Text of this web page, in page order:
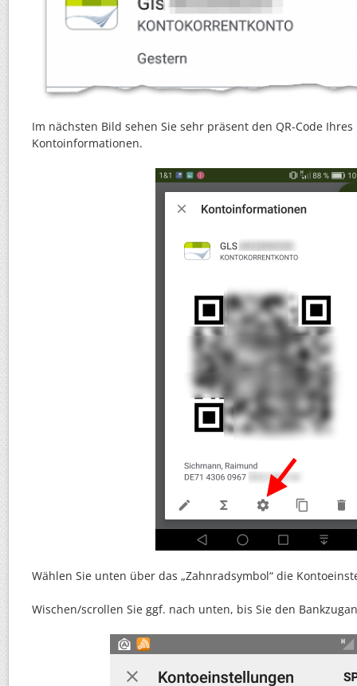
Im nächsten Bild sehen Sie sehr präsent den QR-Code
Kontoinformationen.
Wählen Sie unten über das „Zahnradsymbol“ die
Wischen/scrollen Sie ggf. nach unten, bis Sie den